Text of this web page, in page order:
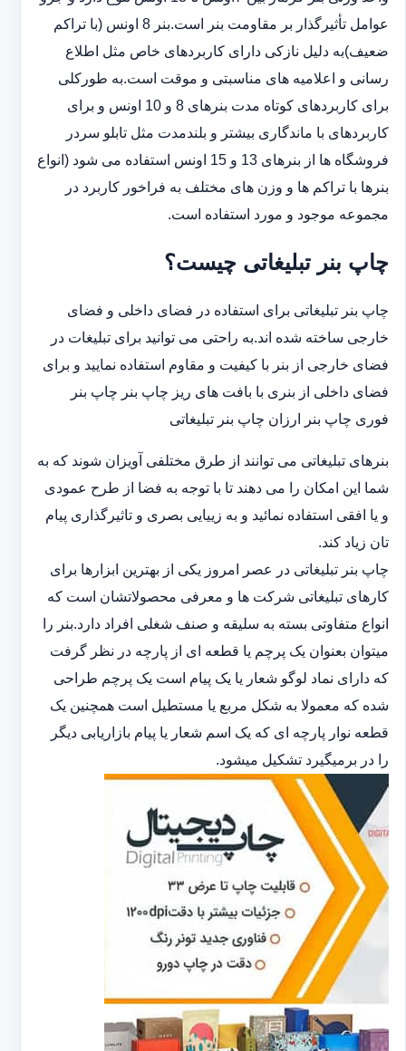
عوامل تأثیرگذار بر مقاومت بنر است.بنر 8 اونس (با ‏تراکم
ضعیف)به دلیل نازکی دارای کاربردهای خاص مثل اطلاع
رسانی و اعلامیه های مناسبتی و موقت است.به طورکلی
‏برای کاربردهای کوتاه مدت بنرهای 8 و 10 اونس و برای
کاربردهای با ماندگاری بیشتر و بلندمدت مثل تابلو سردر
‏فروشگاه ها از بنرهای 13 و 15 اونس استفاده می شود (انواع
بنرها با تراکم ها و وزن های مختلف به فراخور کاربرد در
‏مجموعه موجود و مورد استفاده است.
چاپ بنر تبلیغاتی چیست؟
چاپ بنر تبلیغاتی برای استفاده در فضای داخلی و فضای
خارجی ساخته شده اند.به راحتی می توانید برای تبلیغات در
فضای خارجی از بنر با کیفیت و مقاوم استفاده نمایید و برای
فضای داخلی از بنری با بافت های ریز چاپ بنر چاپ بنر
فوری چاپ بنر ارزان چاپ بنر تبلیغاتی
بنرهای تبلیغاتی می توانند از طرق مختلفی آویزان شوند که به
شما این امکان را می دهند تا با توجه به فضا از طرح عمودی
و یا افقی استفاده نمائید و به زییایی بصری و تاثیرگذاری پیام
تان زیاد کند.
چاپ بنر تبلیغاتی در عصر امروز یکی از بهترین ابزارها برای
کارهای تبلیغاتی شرکت ها و معرفی محصولاتشان است که
انواع متفاوتی بسته به سلیقه و صنف شغلی افراد دارد.بنر را
میتوان بعنوان یک پرچم یا قطعه ای از پارچه در نظر گرفت
که دارای نماد لوگو شعار یا یک پیام است یک پرچم طراحی
شده که معمولا به شکل مربع یا مستطیل است همچنین یک
قطعه نوار پارچه ای که یک اسم شعار یا پیام بازاریابی دیگر
را در برمیگیرد تشکیل میشود.